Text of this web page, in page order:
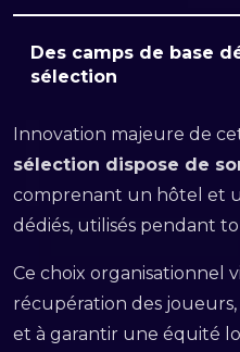
Des camps de base
sélection
Innovation majeure de
sélection dispose de
comprenant un hôtel et
dédiés, utilisés pendant
Ce choix organisationnel
récupération des
et à garantir une équité